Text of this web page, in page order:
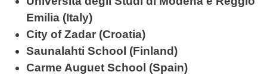
Emilia (Italy)
City of Zadar (Croatia)
Saunalahti School (Finland)
Carme Auguet School (Spain)